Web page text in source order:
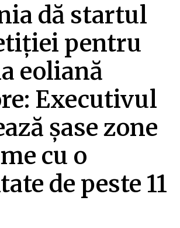
dă startul
pentru
eoliană
Executivul
șase zone
cu o
de peste 11